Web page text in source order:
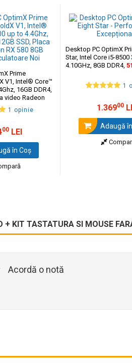
Prime
V1, Intel® Core™
16GB DDR4,
video Radeon
1 opinie
00 LEI
în Coş
Desktop PC OptimX
Star, Intel Core i5-8500
4.10GHz, 8GB DDR4,
1
1.36900
Adaugă
+ KIT TASTATURA SI MOUSE
Acordă o notă